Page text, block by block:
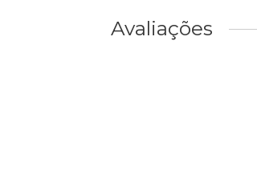
Avaliações